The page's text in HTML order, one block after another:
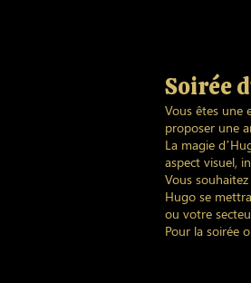
Soirée
Vous êtes une
proposer une
La magie
aspect visuel,
Vous
Hugo se
ou votre
Pour la soirée